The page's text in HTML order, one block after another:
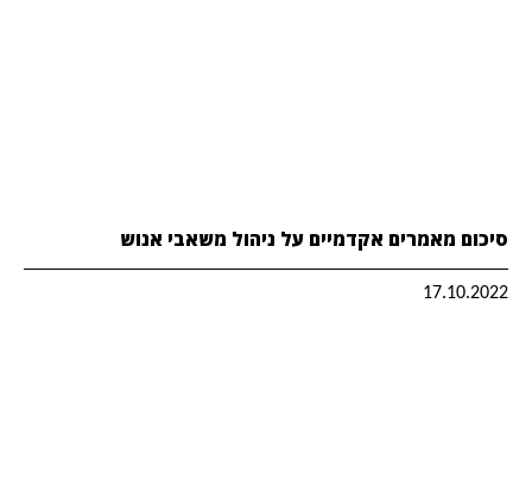
סיכום מאמרים אקדמיים על ניהול משאבי אנוש
17.10.2022